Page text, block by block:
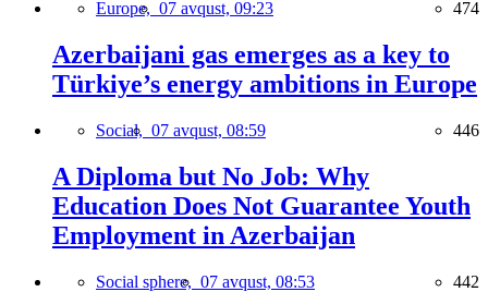
Europe, 07 avqust, 09:23 474
Azerbaijani gas emerges as a key to
Türkiye’s energy ambitions in Europe
Social, 07 avqust, 08:59 446
A Diploma but No Job: Why
Education Does Not Guarantee Youth
Employment in Azerbaijan
Social sphere, 07 avqust, 08:53 442